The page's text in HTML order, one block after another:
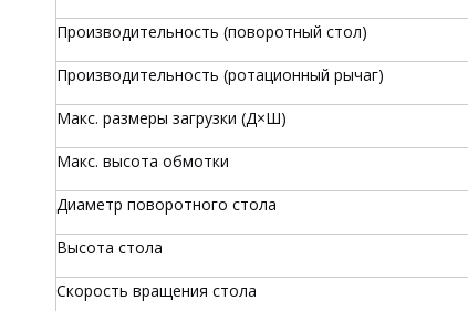
Производительность (поворотный стол)
Производительность (ротационный рычаг)
Макс. размеры загрузки (Д×Ш)
Макс. высота обмотки
Диаметр поворотного стола
Высота стола
Скорость вращения стола